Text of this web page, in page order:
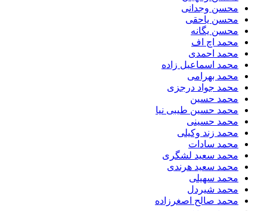
محسن وجدانی
محسن یاحقی
محسن یگانه
محمد اچ اف
محمد احمدی
محمد اسماعیل زاده
محمد بهرامی
محمد جواد درجزی
محمد حسین
محمد حسین طیبی نیا
محمد حسینی
محمد زند وکیلی
محمد سادات
محمد سعید لشگری
محمد سعید هرندی
محمد سهیلی
​محمد شیردل
محمد صالح اصغرزاده